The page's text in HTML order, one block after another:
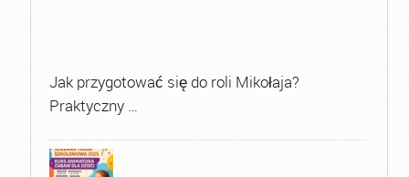
Jak przygotować się do roli Mikołaja?
Praktyczny …